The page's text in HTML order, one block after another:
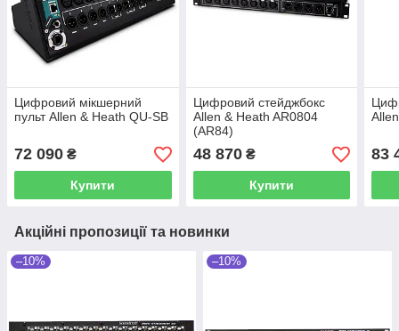
Цифровий мікшерний
пульт Allen & Heath QU-SB
72 090 ₴
Купити
Цифровий стейджбокс
Allen & Heath AR0804
(AR84)
48 870₴
Купити
83
Акційні пропозиції та новинки
–10% –10%